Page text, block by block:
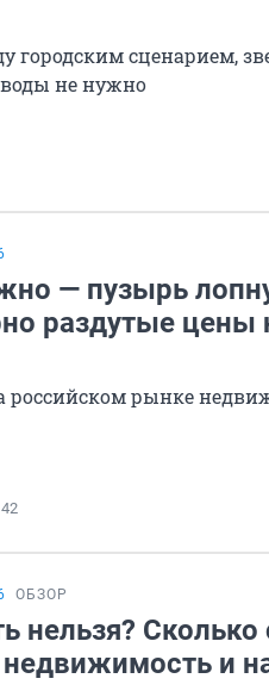
городским сценарием,
не нужно
— пузырь
раздутые цены
российском рынке
42
ОБЗОР
нельзя? Сколько
недвижимость и